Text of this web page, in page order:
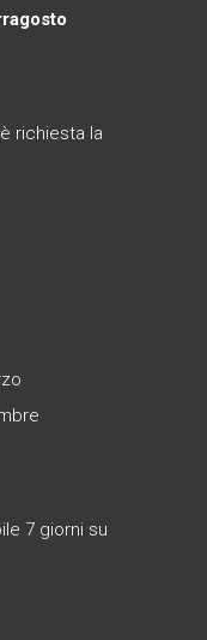
richiesta la
7 giorni su